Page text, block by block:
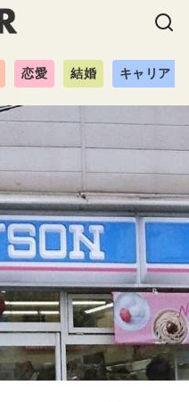
恋愛 結婚 キャリア